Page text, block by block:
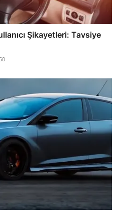
Şikayetleri: Tavsiye